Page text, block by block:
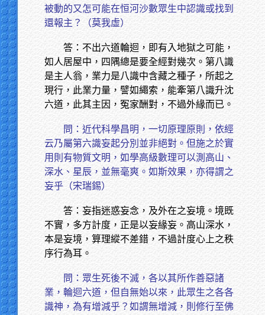
被動的又怎可能在恒河沙數眾生中認識或找到
還報主？（莫我虛）
答：不出六道輪迴，即有入地獄之可能，
如人居屋中，四隅總是要全經對幾次。第八識
是主人翁，業力是八識中含藏之種子，所起之
現行，此業力量，譬如繩索，能牽第八識升沈
六道，此其主因，冤家酬對，不過外緣而已。
問：近代科學昌明，一切原理原則，依經
云乃屬第六識妄起分別並非絕對。但施之於實
用則有物質文明，如學高級數理可以測高山、
深水、星辰，並無毫爽。如斯效果，亦得謂之
妄乎（宋瑞錫）
答：妄指迷惑妄念，及外在之妄境。境既
不實，多方計度，正是以妄緣妄。高山深水，
本是妄境，算理縱不差錯，不過計度心上之秩
序行為耳。
問：眾生死後不滅，各以其所作善惡諸
業，輪迴六道，但自無始以來，此眾生之各各
識神，為有增減乎？如謂無增減，則修行至佛